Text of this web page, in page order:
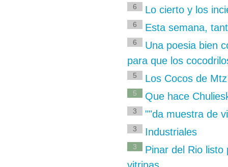
6 Lo cierto y los
6 Esta semana,
6
Una poesia bien
para que los
5 Los Cocos de
5 Que hace
3 ""da muestra de
3 Industriales
3
Pinar del Rio